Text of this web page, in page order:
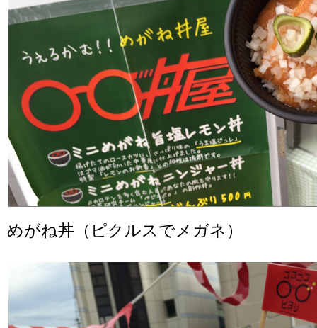
めがね丼（ピクルスでメガネ）